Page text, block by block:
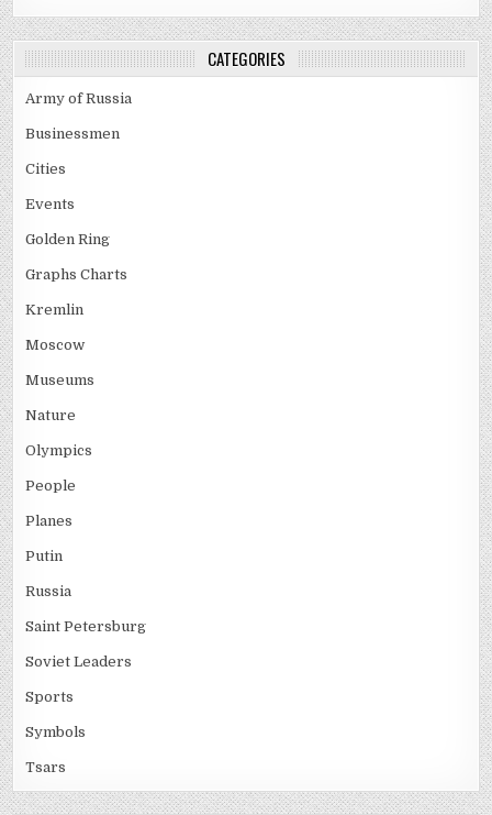
CATEGORIES
Army of Russia
Businessmen
Cities
Events
Golden Ring
Graphs Charts
Kremlin
Moscow
Museums
Nature
Olympics
People
Planes
Putin
Russia
Saint Petersburg
Soviet Leaders
Sports
Symbols
Tsars